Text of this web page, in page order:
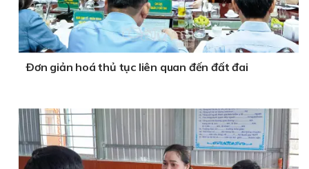
Ðơn giản hoá thủ tục liên quan đến đất đai